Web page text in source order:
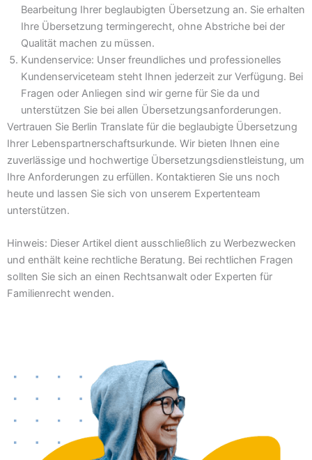
Bearbeitung Ihrer beglaubigten Übersetzung an. Sie erhalten
Ihre Übersetzung termingerecht, ohne Abstriche bei der
Qualität machen zu müssen.
Kundenservice: Unser freundliches und professionelles
Kundenserviceteam steht Ihnen jederzeit zur Verfügung. Bei
Fragen oder Anliegen sind wir gerne für Sie da und
unterstützen Sie bei allen Übersetzungsanforderungen.
Vertrauen Sie Berlin Translate für die beglaubigte Übersetzung
Ihrer Lebenspartnerschaftsurkunde. Wir bieten Ihnen eine
zuverlässige und hochwertige Übersetzungsdienstleistung, um
Ihre Anforderungen zu erfüllen. Kontaktieren Sie uns noch
heute und lassen Sie sich von unserem Expertenteam
unterstützen.
Hinweis: Dieser Artikel dient ausschließlich zu Werbezwecken
und enthält keine rechtliche Beratung. Bei rechtlichen Fragen
sollten Sie sich an einen Rechtsanwalt oder Experten für
Familienrecht wenden.